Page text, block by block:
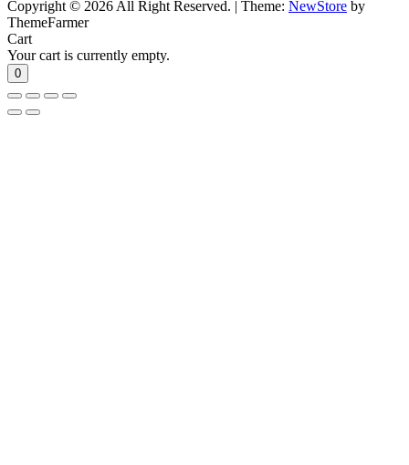
Copyright © 2026 All Right Reserved. | Theme: NewStore by
ThemeFarmer
Cart
Your cart is currently empty.
0